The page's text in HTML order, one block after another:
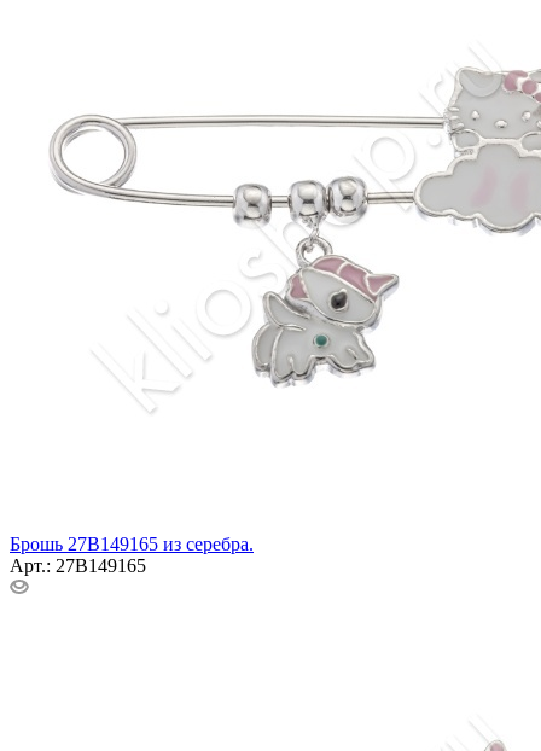
Брошь 27В149165 из серебра.
Арт.: 27В149165